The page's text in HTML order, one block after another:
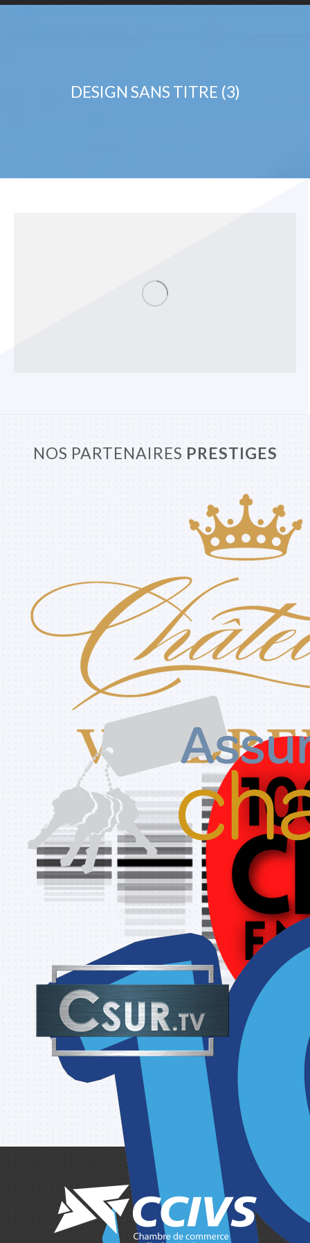
DESIGN SANS TITRE (3)
NOS PARTENAIRES PRESTIGES